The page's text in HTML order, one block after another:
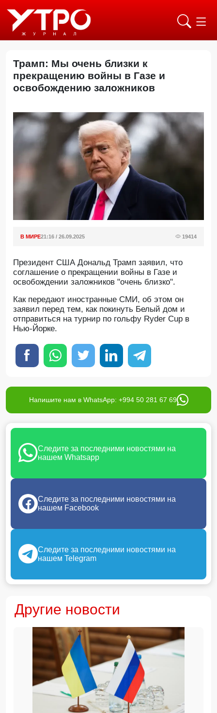
Трамп: Мы очень близки к
прекращению войны в Газе и
освобождению заложников
В МИРЕ21:16 / 26.09.2025 19414
Президент США Дональд Трамп заявил, что
соглашение о прекращении войны в Газе и
освобождении заложников "очень близко".
Как передают иностранные СМИ, об этом он
заявил перед тем, как покинуть Белый дом и
отправиться на турнир по гольфу Ryder Cup в
Нью-Йорке.
Напишите нам в WhatsApp: +994 50 281 67 69
Следите за последними новостями на
нашем Whatsapp
Следите за последними новостями на
нашем Facebook
Следите за последними новостями на
нашем Telegram
Другие новости